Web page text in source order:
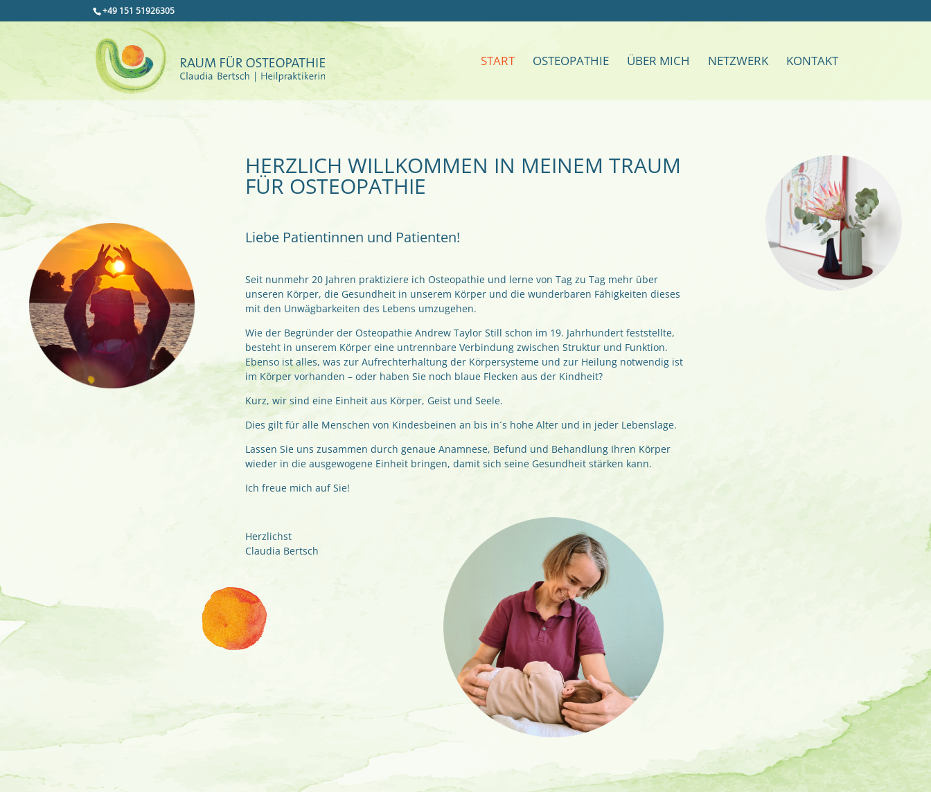
+49 151 51926305
START OSTEOPATHIE ÜBER MICH NETZWERK KONTAKT
HERZLICH WILLKOMMEN IN MEINEM TRAUM
FÜR OSTEOPATHIE
Liebe Patientinnen und Patienten!
Seit nunmehr 20 Jahren praktiziere ich Osteopathie und lerne von Tag zu Tag mehr über
unseren Körper, die Gesundheit in unserem Körper und die wunderbaren Fähigkeiten dieses
mit den Unwägbarkeiten des Lebens umzugehen.
Wie der Begründer der Osteopathie Andrew Taylor Still schon im 19. Jahrhundert feststellte,
besteht in unserem Körper eine untrennbare Verbindung zwischen Struktur und Funktion.
Ebenso ist alles, was zur Aufrechterhaltung der Körpersysteme und zur Heilung notwendig ist
im Körper vorhanden – oder haben Sie noch blaue Flecken aus der Kindheit?
Kurz, wir sind eine Einheit aus Körper, Geist und Seele.
Dies gilt für alle Menschen von Kindesbeinen an bis in´s hohe Alter und in jeder Lebenslage.
Lassen Sie uns zusammen durch genaue Anamnese, Befund und Behandlung Ihren Körper
wieder in die ausgewogene Einheit bringen, damit sich seine Gesundheit stärken kann.
Ich freue mich auf Sie!
Herzlichst
Claudia Bertsch